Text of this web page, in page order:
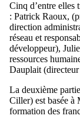
Cinq d’entre elles
: Patrick Raoux,
direction
réseau et
développeur),
ressources
Dauplait
La deuxième
Ciller) est basée à
formation des